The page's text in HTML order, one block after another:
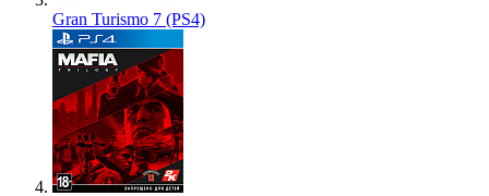
Gran Turismo 7 (PS4)